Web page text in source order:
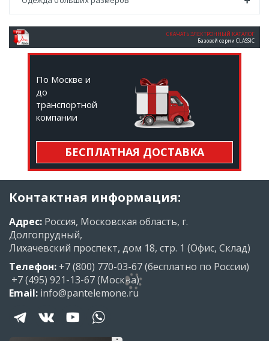
СКАЧАТЬ ЭЛЕКТРОННЫЙ КАТАЛОГ
Базовой серии CLASSIC
По Москве и
до
транспортной
компании
БЕСПЛАТНАЯ ДОСТАВКА
Контактная информация:
Адрес: Россия, Московская область, г.
Долгопрудный,
Лихачевский проспект, дом 18, стр. 1 (Офис, Склад)
Телефон: +7 (800) 770-03-67(бесплатно по России)
+7 (495) 921-13-67(Москва)
Email: info@pantelemone.ru